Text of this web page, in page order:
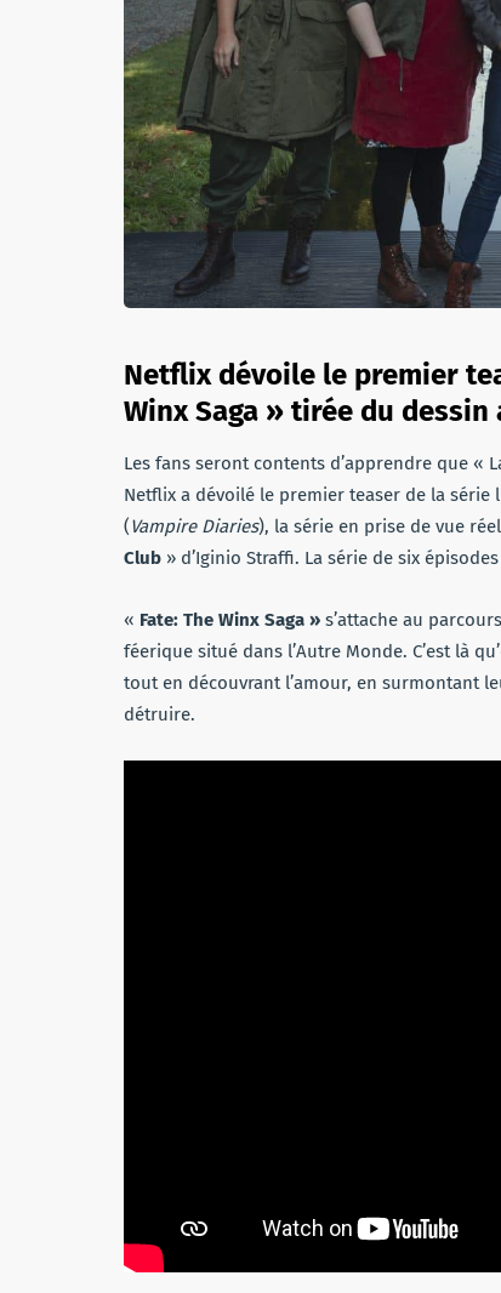
Netflix dévoile le premier
Winx Saga » tirée du dessin
Les fans seront contents d’apprendre que «
Netflix a dévoilé le premier teaser de la série
(Vampire Diaries), la série en prise de vue
Club » d’Iginio Straffi. La série de six
« Fate: The Winx Saga » s’attache au
féerique situé dans l’Autre Monde. C’est là
tout en découvrant l’amour, en surmontant
détruire.